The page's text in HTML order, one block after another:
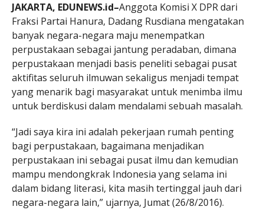
JAKARTA, EDUNEWS.id–Anggota Komisi X DPR dari
Fraksi Partai Hanura, Dadang Rusdiana mengatakan
banyak negara-negara maju menempatkan
perpustakaan sebagai jantung peradaban, dimana
perpustakaan menjadi basis peneliti sebagai pusat
aktifitas seluruh ilmuwan sekaligus menjadi tempat
yang menarik bagi masyarakat untuk menimba ilmu
untuk berdiskusi dalam mendalami sebuah masalah.
“Jadi saya kira ini adalah pekerjaan rumah penting
bagi perpustakaan, bagaimana menjadikan
perpustakaan ini sebagai pusat ilmu dan kemudian
mampu mendongkrak Indonesia yang selama ini
dalam bidang literasi, kita masih tertinggal jauh dari
negara-negara lain,” ujarnya, Jumat (26/8/2016).